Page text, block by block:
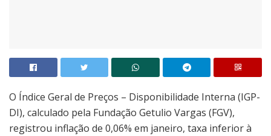
O Índice Geral de Preços – Disponibilidade Interna (IGP-
DI), calculado pela Fundação Getulio Vargas (FGV),
registrou inflação de 0,06% em janeiro, taxa inferior à